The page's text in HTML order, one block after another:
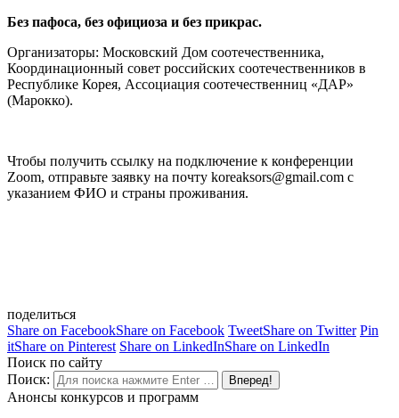
Без пафоса, без официоза и без прикрас.
Организаторы: Московский Дом соотечественника,
Координационный совет российских соотечественников в
Республике Корея, Ассоциация соотечественниц «ДАР»
(Марокко).
Чтобы получить ссылку на подключение к конференции
Zoom, отправьте заявку на почту koreaksors@gmail.com с
указанием ФИО и страны проживания.
поделиться
Share on FacebookShare on Facebook TweetShare on Twitter Pin
itShare on Pinterest Share on LinkedInShare on LinkedIn
Поиск по сайту
Поиск:
Анонсы конкурсов и программ